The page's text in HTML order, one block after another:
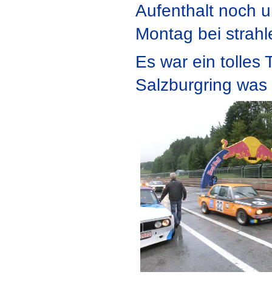
Aufenthalt noch
Montag bei
Es war ein tolles
Salzburgring